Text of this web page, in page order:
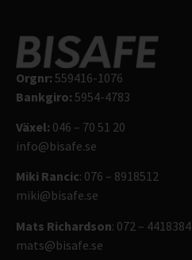
Orgnr: 559416-1076
Bankgiro: 5954-4783
Växel: 046 – 70 51 20
info@bisafe.se
Miki Rancic: 076 – 8918512
miki@bisafe.se
Mats Richardson: 072 – 4418384
mats@bisafe.se